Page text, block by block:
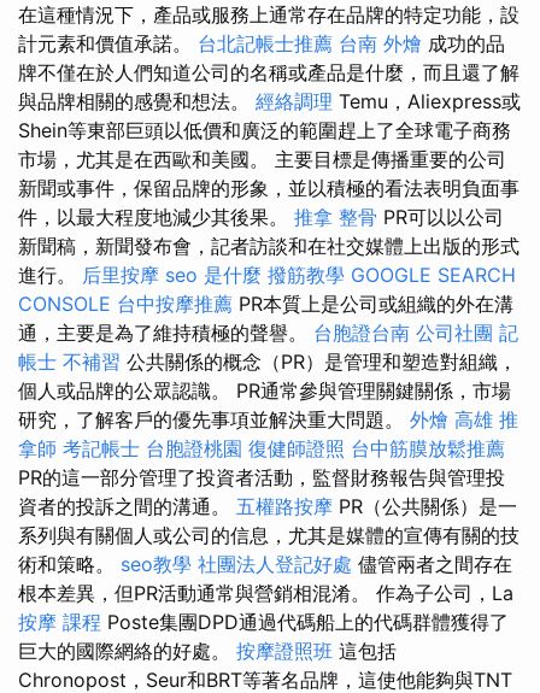
在這種情況下，產品或服務上通常存在品牌的特定功能，設
計元素和價值承諾。 台北記帳士推薦 台南 外燴 成功的品
牌不僅在於人們知道公司的名稱或產品是什麼，而且還了解
與品牌相關的感覺和想法。 經絡調理 Temu，Aliexpress或
Shein等東部巨頭以低價和廣泛的範圍趕上了全球電子商務
市場，尤其是在西歐和美國。 主要目標是傳播重要的公司
新聞或事件，保留品牌的形象，並以積極的看法表明負面事
件，以最大程度地減少其後果。 推拿 整骨 PR可以以公司
新聞稿，新聞發布會，記者訪談和在社交媒體上出版的形式
進行。 后里按摩 seo 是什麼 撥筋教學 GOOGLE SEARCH
CONSOLE 台中按摩推薦 PR本質上是公司或組織的外在溝
通，主要是為了維持積極的聲譽。 台胞證台南 公司社團 記
帳士 不補習 公共關係的概念（PR）是管理和塑造對組織，
個人或品牌的公眾認識。 PR通常參與管理關鍵關係，市場
研究，了解客戶的優先事項並解決重大問題。 外燴 高雄 推
拿師 考記帳士 台胞證桃園 復健師證照 台中筋膜放鬆推薦
PR的這一部分管理了投資者活動，監督財務報告與管理投
資者的投訴之間的溝通。 五權路按摩 PR（公共關係）是一
系列與有關個人或公司的信息，尤其是媒體的宣傳有關的技
術和策略。 seo教學 社團法人登記好處 儘管兩者之間存在
根本差異，但PR活動通常與營銷相混淆。 作為子公司，La
按摩 課程 Poste集團DPD通過代碼船上的代碼群體獲得了
巨大的國際網絡的好處。 按摩證照班 這包括
Chronopost，Seur和BRT等著名品牌，這使他能夠與TNT